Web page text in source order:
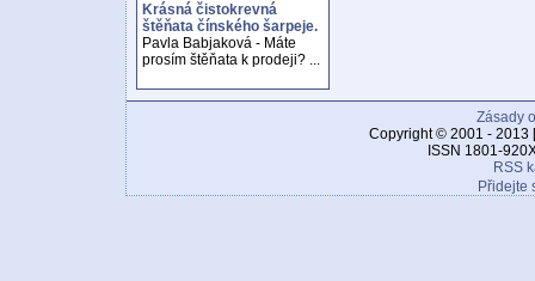
Krásná čistokrevná
štěňata čínského šarpeje.
Pavla Babjaková - Máte
prosím štěňata k prodeji? ...
Zásady
Copyright © 2001 - 2013
ISSN 1801-
RSS
Přidejte